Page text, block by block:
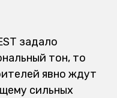
задало
тон, то
явно ждут
сильных